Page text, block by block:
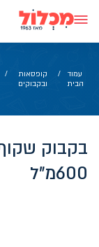
content
עמוד
הבית
/
קופסאות
ובקבוקים
/
בקבוק
600מ"ל